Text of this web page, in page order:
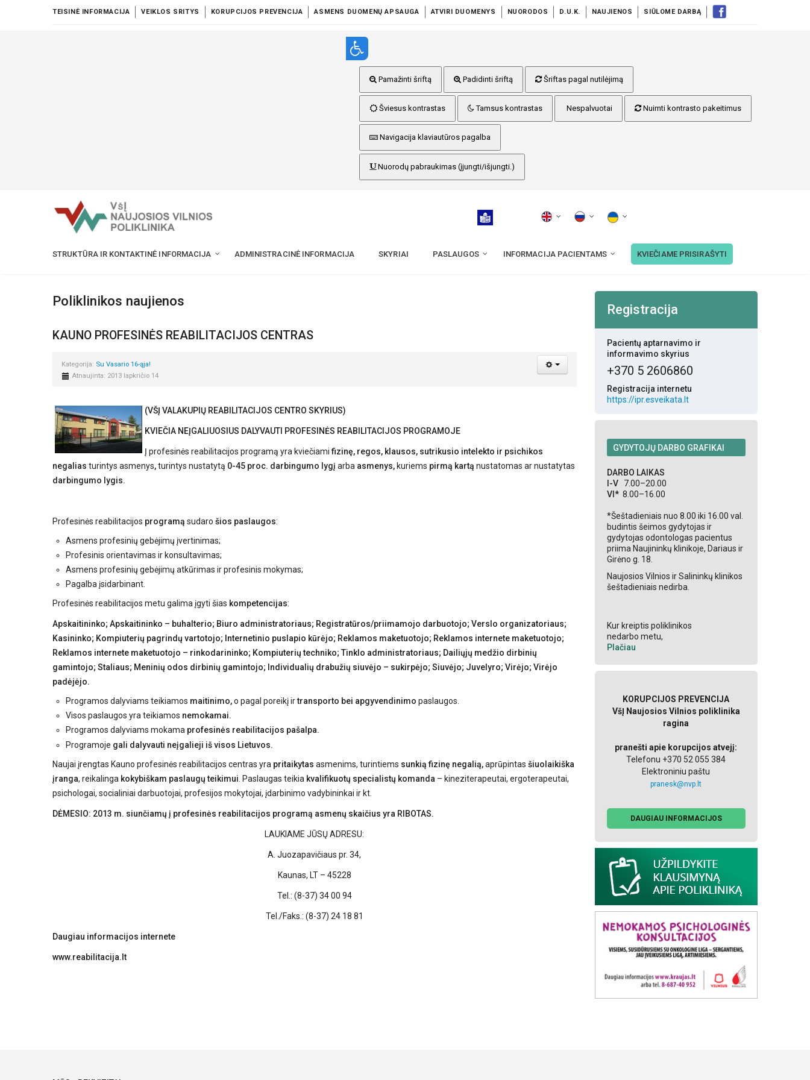
TEISINĖ INFORMACIJA VEIKLOS SRITYS KORUPCIJOS PREVENCIJA ASMENS DUOMENŲ APSAUGA ATVIRI DUOMENYS NUORODOS D.U.K. NAUJIENOS SIŪLOME DARBĄ
Pamažinti šriftą Padidinti šriftą Šriftas pagal nutilėjimą
Šviesus kontrastas Tamsus kontrastas Nespalvuotai Nuimti kontrasto pakeitimus
Navigacija klaviautūros pagalba
Nuorodų pabraukimas (įjungti/išjungti.)
STRUKTŪRA IR KONTAKTINĖ INFORMACIJA ADMINISTRACINĖ INFORMACIJA SKYRIAI PASLAUGOS INFORMACIJA PACIENTAMS KVIEČIAME PRISIRAŠYTI
Poliklinikos naujienos
KAUNO PROFESINĖS REABILITACIJOS CENTRAS
Kategorija: Su Vasario 16-ąja!
Atnaujinta: 2013 lapkričio 14
(VŠĮ VALAKUPIŲ REABILITACIJOS CENTRO SKYRIUS)
KVIEČIA NEĮGALIUOSIUS DALYVAUTI PROFESINĖS REABILITACIJOS PROGRAMOJE
Į profesinės reabilitacijos programą yra kviečiamifizinę, regos, klausos, sutrikusio intelekto ir psichikos
negalias turintys asmenys,turintys nustatytą 0-45 proc. darbingumo lygį arba asmenys,kuriems pirmą kartą nustatomas ar nustatytas
darbingumo lygis.
Profesinės reabilitacijos programą sudaro šios paslaugos:
Asmens profesinių gebėjimų įvertinimas;
Profesinis orientavimas ir konsultavimas;
Asmens profesinių gebėjimų atkūrimas ir profesinis mokymas;
Pagalba įsidarbinant.
Profesinės reabilitacijos metu galima įgyti šias kompetencijas:
Apskaitininko; Apskaitininko – buhalterio; Biuro administratoriaus; Registratūros/priimamojo darbuotojo; Verslo organizatoriaus;
Kasininko; Kompiuterių pagrindų vartotojo; Internetinio puslapio kūrėjo; Reklamos maketuotojo; Reklamos internete maketuotojo;
Reklamos internete maketuotojo – rinkodarininko; Kompiuterių techniko; Tinklo administratoriaus; Dailiųjų medžio dirbinių
gamintojo; Staliaus; Meninių odos dirbinių gamintojo; Individualių drabužių siuvėjo – sukirpėjo; Siuvėjo; Juvelyro; Virėjo; Virėjo
padėjėjo.
Programos dalyviams teikiamos maitinimo,o pagal poreikį irtransporto bei apgyvendinimopaslaugos.
Visos paslaugos yra teikiamos nemokamai.
Programos dalyviams mokama profesinės reabilitacijos pašalpa.
Programoje gali dalyvauti neįgalieji iš visos Lietuvos.
Naujai įrengtas Kauno profesinės reabilitacijos centras yra pritaikytas asmenims, turintiems sunkią fizinę negalią,aprūpintas šiuolaikiška
įranga, reikalinga kokybiškam paslaugų teikimui . Paslaugas teikia kvalifikuotų specialistų komanda – kineziterapeutai, ergoterapeutai,
psichologai, socialiniai darbuotojai, profesijos mokytojai, įdarbinimo vadybininkai ir kt.
DĖMESIO: 2013 m. siunčiamų į profesinės reabilitacijos programą asmenų skaičius yra RIBOTAS.
LAUKIAME JŪSŲ ADRESU:
A. Juozapavičiaus pr. 34,
Kaunas, LT – 45228
Tel.: (8-37) 34 00 94
Tel./Faks.: (8-37) 24 18 81
Daugiau informacijos internete
www.reabilitacija.lt
Registracija
Pacientų aptarnavimo ir
informavimo skyrius
+370 5 2606860
Registracija internetu
https://ipr.esveikata.lt
GYDYTOJŲ DARBO GRAFIKAI
DARBO LAIKAS
I-V7.00–20.00
VI* 8.00–16.00
*Šeštadieniais nuo 8.00 iki 16.00 val.
budintis šeimos gydytojas ir
gydytojas odontologas pacientus
priima Naujininkų klinikoje, Dariaus ir
Girėno g. 18.
Naujosios Vilnios ir Salininkų klinikos
šeštadieniais nedirba.
Kur kreiptis poliklinikos
nedarbo metu,
Plačiau
KORUPCIJOS PREVENCIJA
VšĮ Naujosios Vilnios poliklinika
ragina
pranešti apie korupcijos atvejį:
Telefonu +370 52 055 384
Elektroniniu paštu
pranesk@nvp.lt
DAUGIAU INFORMACIJOS